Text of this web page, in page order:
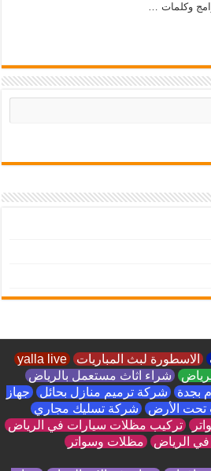
وكلمات …
الاسطورة لبث المباريات yalla live
شراء اثاث مستعمل بالرياض
بجدة شركة ترميم منازل بحائل جهاز
تحت الأرض شركة تسليك مجاري
تركيب مظلات سيارات في الرياض
الرياض مظلات وسواتر